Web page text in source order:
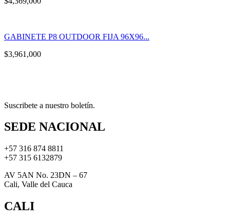
GABINETE P8 OUTDOOR FIJA 96X96...
$3,961,000
Suscribete a nuestro boletín.
SEDE NACIONAL
+57 316 874 8811
+57 315 6132879
AV 5AN No. 23DN – 67
Cali, Valle del Cauca
CALI